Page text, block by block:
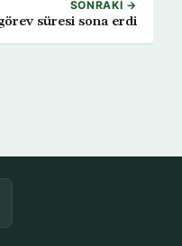
SONRAKI →
süresi sona erdi